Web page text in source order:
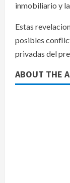
inmobiliario y
Estas
posibles
privadas del
ABOUT THE